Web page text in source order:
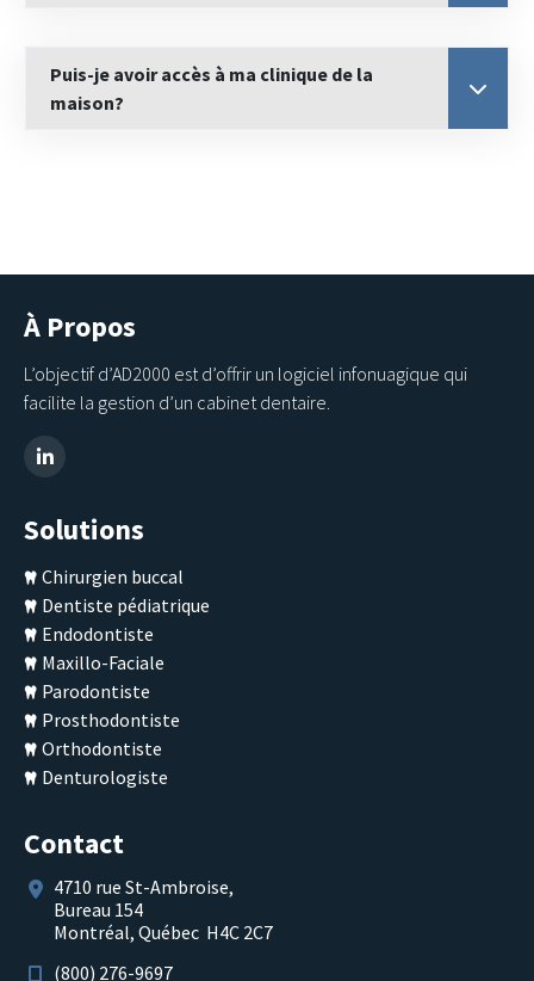
Puis-je avoir accès à ma clinique de la
maison?
À Propos
L’objectif d’AD2000 est d’offrir un logiciel infonuagique qui
facilite la gestion d’un cabinet dentaire.
Solutions
Chirurgien buccal
Dentiste pédiatrique
Endodontiste
Maxillo-Faciale
Parodontiste
Prosthodontiste
Orthodontiste
Denturologiste
Contact
4710 rue St-Ambroise,
Bureau 154
Montréal, Québec H4C 2C7
(800) 276-9697